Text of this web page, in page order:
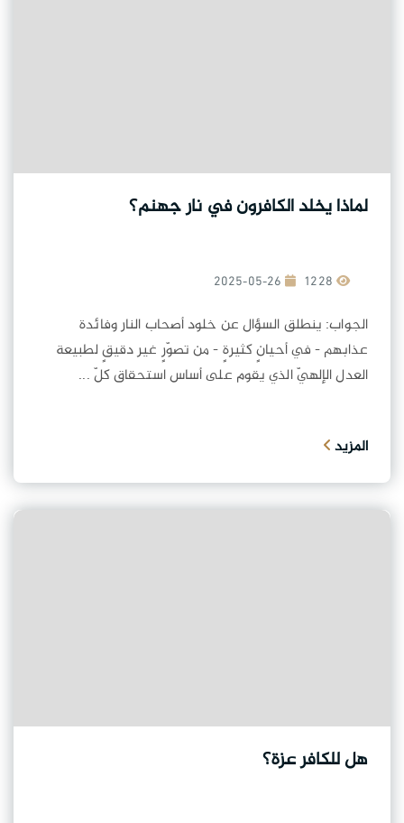
لماذا يخلد الكافرون في نار جهنم؟
2025-05-26
الجواب: ينطلق السؤال عن خلود أصحاب النار وفائدة
عذابهم - في أحيانٍ كثيرةٍ - من تصوّرٍ غير دقيقٍ لطبيعة
العدل الإلهيّ الذي يقوم على أساس استحقاق كلّ ...
المزيد
هل للكافر عزة؟